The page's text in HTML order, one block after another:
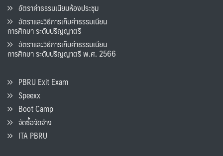
อัตราค่าธรรมเนียมห้องประชุม
อัตราและวิธีการเก็บค่าธรรมเนียน
การศึกษา ระดับปริญญาตรี
อัตราและวิธีการเก็บค่าธรรมเนียน
การศึกษา ระดับปริญญาตรี พ.ศ. 2566
PBRU Exit Exam
Speexx
Boot Camp
จัดซื้อจัดจ้าง
ITA PBRU